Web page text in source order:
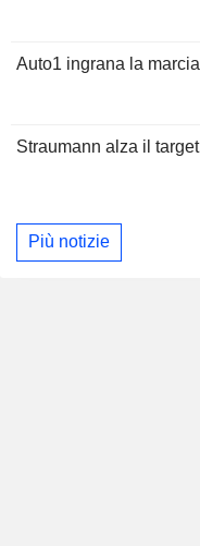
Auto1 ingrana la
Straumann alza il
Più notizie